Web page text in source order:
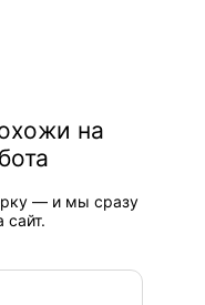
на
— и мы сразу
сайт.